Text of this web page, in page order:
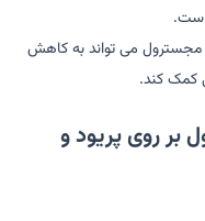
مجسترول می تواند به کاهش
کمک کند.
بر روی پریود و